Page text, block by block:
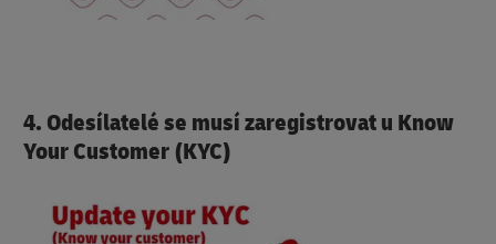
4. Odesílatelé se musí zaregistrovat u Know
Your Customer (KYC)